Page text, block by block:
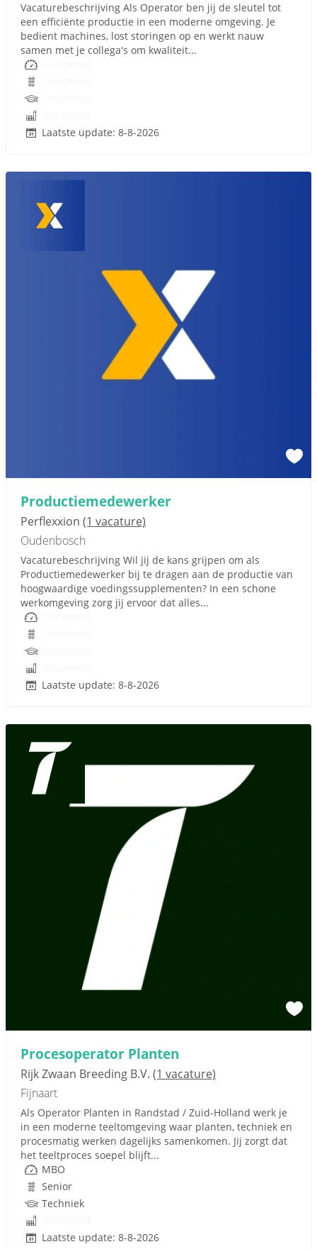
Vacaturebeschrijving Als Operator ben jij de sleutel tot
een efficiënte productie in een moderne omgeving. Je
bedient machines, lost storingen op en werkt nauw
samen met je collega's om kwaliteit...
Laatste update: 8-8-2026
Productiemedewerker
Perflexxion (1 vacature)
Oudenbosch
Vacaturebeschrijving Wil jij de kans grijpen om als
Productiemedewerker bij te dragen aan de productie van
hoogwaardige voedingssupplementen? In een schone
werkomgeving zorg jij ervoor dat alles...
Laatste update: 8-8-2026
Procesoperator Planten
Rijk Zwaan Breeding B.V. (1 vacature)
Fijnaart
Als Operator Planten in Randstad / Zuid-Holland werk je
in een moderne teeltomgeving waar planten, techniek en
procesmatig werken dagelijks samenkomen. Jij zorgt dat
het teeltproces soepel blijft...
MBO
Senior
Techniek
Laatste update: 8-8-2026